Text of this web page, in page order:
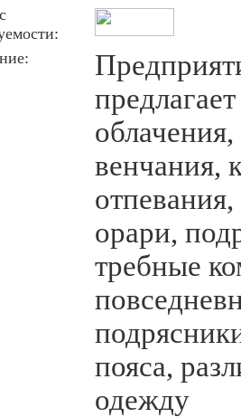
венчания,
орари,
требные
пояса,
одежду